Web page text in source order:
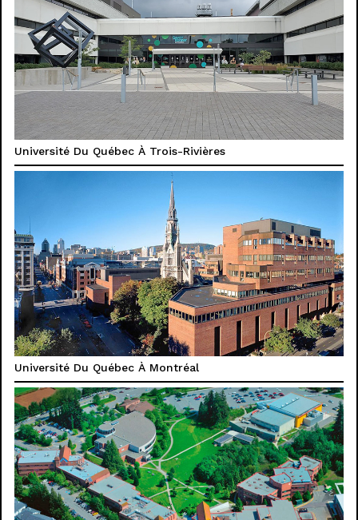
Université Du Québec À Trois-Rivières
Université Du Québec À Montréal